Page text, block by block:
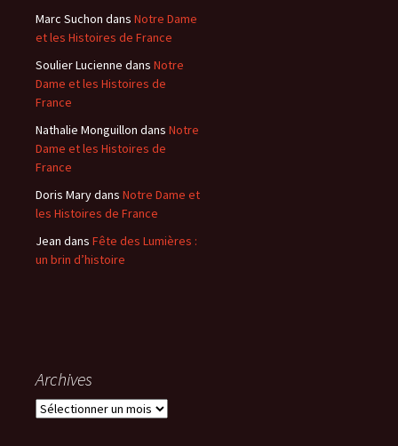
Marc Suchon dans Notre Dame
et les Histoires de France
Soulier Lucienne dans Notre
Dame et les Histoires de
France
Nathalie Monguillon dans Notre
Dame et les Histoires de
France
Doris Marydans Notre Dame et
les Histoires de France
Jean dans Fête des Lumières :
un brin d’histoire
Archives
A